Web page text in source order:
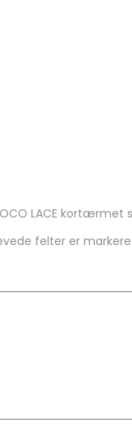
LACE kortærmet
felter er